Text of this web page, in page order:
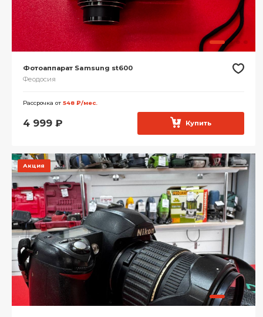
Фотоаппарат Samsung st600
Феодосия
Рассрочка от 548 ₽/мес.
4 999 ₽ Купить
Акция